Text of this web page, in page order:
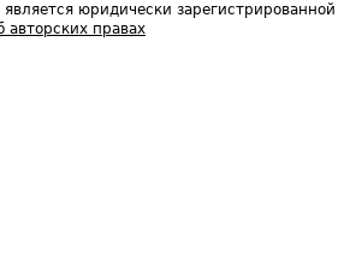
является юридически зарегистрированной
авторских правах